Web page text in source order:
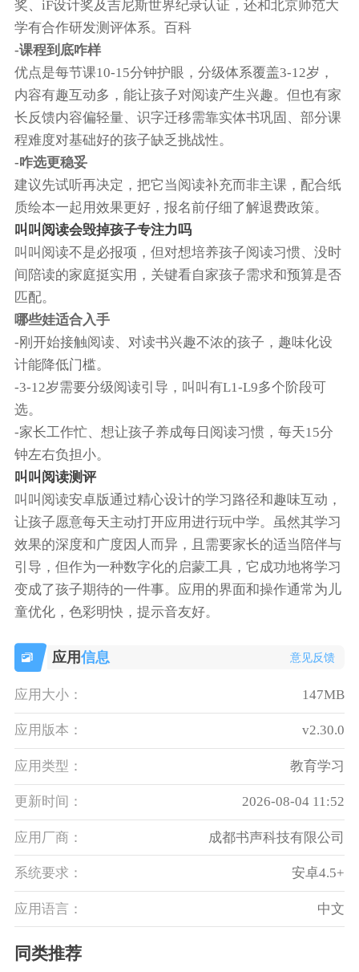
奖、iF设计奖及吉尼斯世界纪录认证，还和北京师范大
学有合作研发测评体系。‌‌百科‌
-课程到底咋样
优点是每节课10-15分钟护眼，分级体系覆盖3-12岁，
内容有趣互动多，能让孩子对阅读产生兴趣。但也有家
长反馈内容偏轻量、识字迁移需靠实体书巩固、部分课
程难度对基础好的孩子缺乏挑战性。‌‌‌
-咋选更稳妥
‌建议先试听再决定‌，把它当阅读补充而非主课，配合纸
质绘本一起用效果更好，报名前仔细了解退费政策。
叫叫阅读会毁掉孩子专注力吗
叫叫阅读不是必报项，但对想培养孩子阅读习惯、没时
间陪读的家庭挺实用‌，关键看自家孩子需求和预算是否
匹配。‌‌‌
哪些娃适合入手
-‌刚开始接触阅读、对读书兴趣不浓的孩子‌，趣味化设
计能降低门槛。
-‌3-12岁需要分级阅读引导‌，叫叫有L1-L9多个阶段可
选。
-‌家长工作忙、想让孩子养成每日阅读习惯‌，每天15分
钟左右负担小。‌‌‌
叫叫阅读测评
叫叫阅读安卓版通过精心设计的学习路径和趣味互动，
让孩子愿意每天主动打开应用进行玩中学。虽然其学习
效果的深度和广度因人而异，且需要家长的适当陪伴与
引导，但作为一种数字化的启蒙工具，它成功地将学习
变成了孩子期待的一件事。应用的界面和操作通常为儿
童优化，色彩明快，提示音友好。
应用信息 意见反馈
应用大小： 147MB
应用版本： v2.30.0
应用类型： 教育学习
更新时间： 2026-08-04 11:52
应用厂商： 成都书声科技有限公司
系统要求： 安卓4.5+
应用语言： 中文
同类推荐